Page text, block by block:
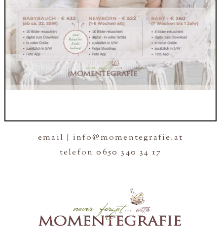
email | info@momentegrafie.at
telefon 0650 340 34 17